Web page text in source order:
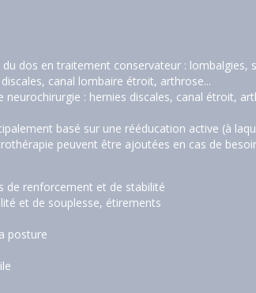
du dos en traitement conservateur : lombalgies,
canal lombaire étroit, arthrose...
neurochirurgie : hernies discales, canal étroit,
basé sur une rééducation active (à
peuvent être ajoutées en cas de
de renforcement et de stabilité
et de souplesse, étirements
posture